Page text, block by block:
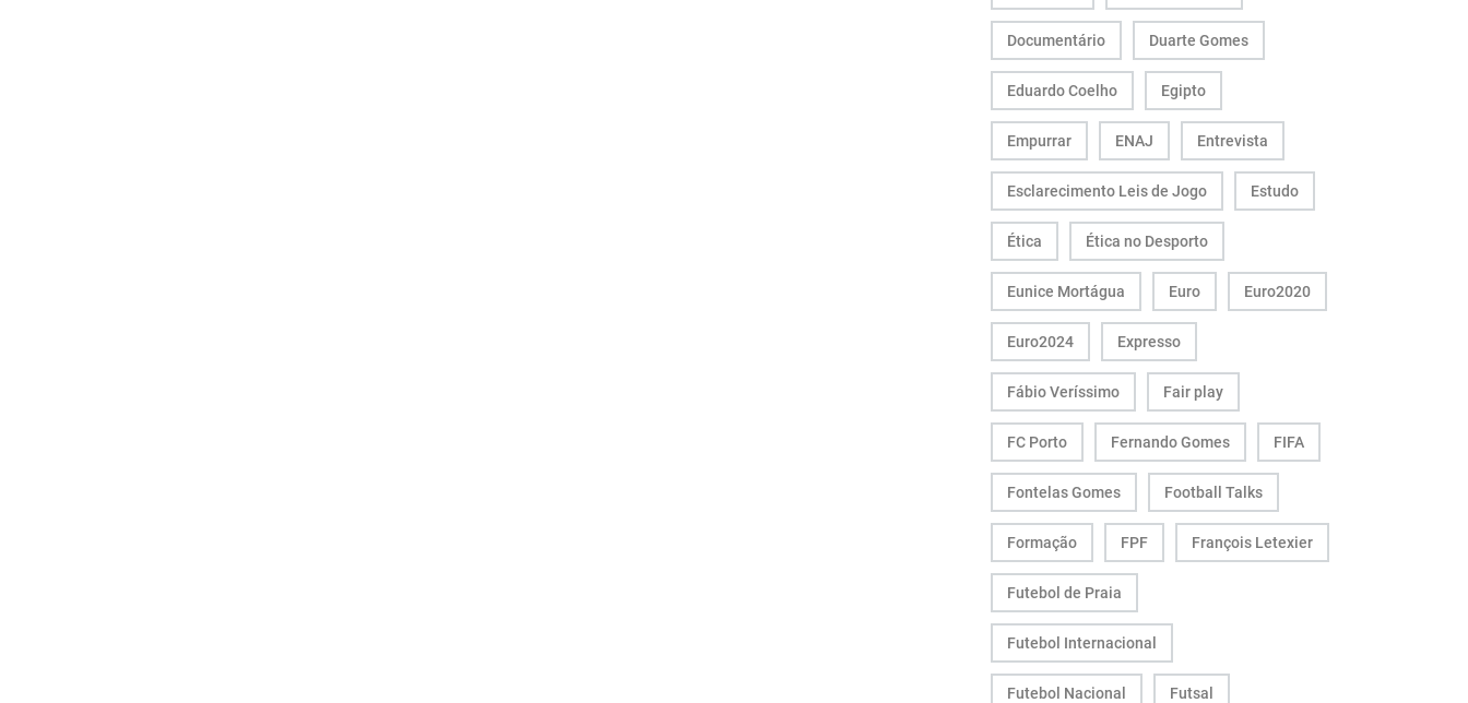
Documentário Duarte Gomes
Eduardo Coelho Egipto
Empurrar ENAJ Entrevista
Esclarecimento Leis de Jogo Estudo
Ética Ética no Desporto
Eunice Mortágua Euro Euro2020
Euro2024 Expresso
Fábio Veríssimo Fair play
FC Porto Fernando Gomes FIFA
Fontelas Gomes Football Talks
Formação FPF François Letexier
Futebol de Praia
Futebol Internacional
Futebol Nacional Futsal